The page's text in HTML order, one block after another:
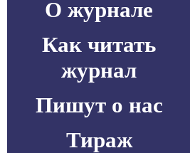
О журнале
Как читать
журнал
Пишут о нас
Тираж